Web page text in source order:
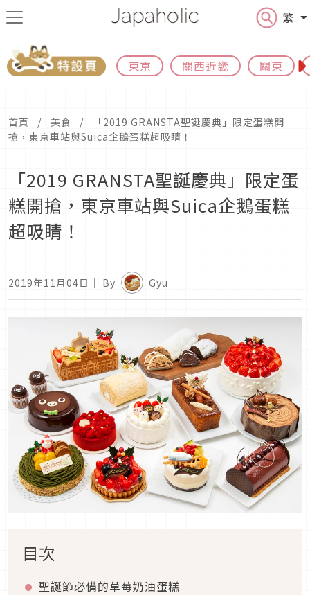
繁
東京 關西近畿 關東
首頁 美食
「2019 GRANSTA聖誕慶典」限定蛋糕開
搶，東京車站與Suica企鵝蛋糕超吸睛！
「2019 GRANSTA聖誕慶典」限定蛋
糕開搶，東京車站與Suica企鵝蛋糕
超吸睛！
2019年11月04日 ｜ By Gyu
目次
聖誕節必備的草莓奶油蛋糕